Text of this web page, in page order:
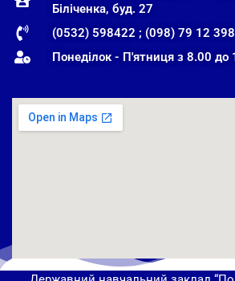
Біліченка, буд. 27
(0532) 598422 ; (098) 79 12 398
Понеділок - П'ятниця з 8.00 до